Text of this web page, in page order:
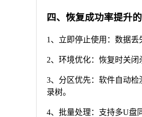
四、恢复成功率提升
1、立即停止使用：数据丢
2、环境优化：恢复时关闭
3、分区优先：软件自动检
录树。
4、批量处理：支持多U盘